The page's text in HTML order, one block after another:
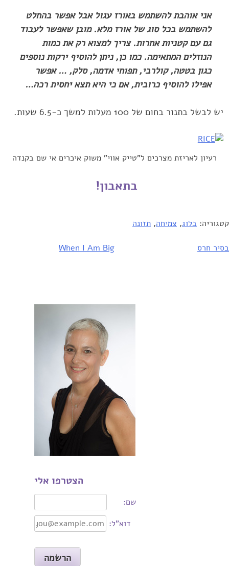
אני אוהבת להשתמש באורז עגול אבל אפשר בהחלט
להשתמש בכל סוג ‏של אורז מלא. מובן שאפשר לעבוד
גם עם קטניות אחרות. צריך למצוא רק ‏את כמות
הנוזלים המתאימה. כמו כן, ניתן להוסיף ירקות נוספים
כגון ‏בטטה, קולרבי, תפוחי אדמה, סלק, … אפשר
אפילו להוסיף כרובית, אם כי ‏היא תצא יחסית רכה…‏
יש לבשל בתנור בחום של 100 מעלות למשך כ-6.5 שעות.‏
רעיון לאריזת מצרכים ל"טייק אווי" משוק איכרים אי שם בקנדה
בתאבון! ‏
קטגוריה: בלוג, צמיחה, תזונה
ניווט When I Am Big בסיר חרס
הצטרפו אלי
שם:
דוא"ל: